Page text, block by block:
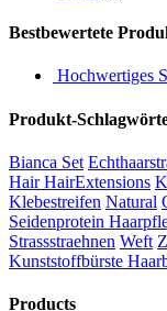
Bestbewertete
Hochwertiges
Produkt-
Bianca Set
Hair HairExtensions
Klebestreifen Natural
Seidenprotein
Strassstraehnen Weft
Kunststoffbürste
Products